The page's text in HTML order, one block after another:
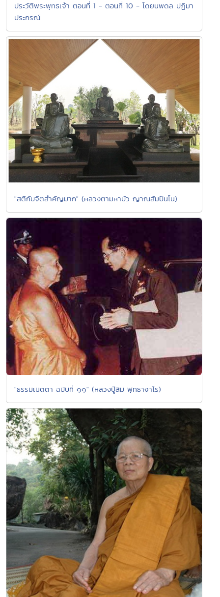
ประวัติพระพุทธเจ้า ตอนที่ 1 - ตอนที่ 10 - โดยนพดล ปฏิมา
ประกรณ์
"สติกับจิตสำคัญมาก" (หลวงตามหาบัว ญาณสัมปันโน)
"ธรรมเมตตา ฉบับที่ ๑๑" (หลวงปู่สิม พุทธาจาโร)